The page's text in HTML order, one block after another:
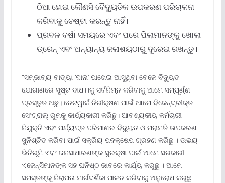
ଠିଆ ହୋଇ କୌଣସି ବୈଦ୍ୟୁତିକ ଉପକରଣ ପରିଚାଳନା
କରିବାକୁ ଚେଷ୍ଟା କରନ୍ତୁ ନାହିଁ।
ପ୍ରବଳ ବର୍ଷା ସମୟରେ ଏବଂ ପରେ ପିଲାମାନଙ୍କୁ ଖୋଲା
ଡ୍ରେନ୍ ଏବଂ ଅନ୍ୟାନ୍ୟ ଜଳାଶୟଠାରୁ ଦୂରେଇ ରଖନ୍ତୁ।
“ସମ୍ଭାବ୍ୟ ବାତ୍ୟା ‘ଦାନା’ ପାଖେଇ ଆସୁଥିବା ବେଳେ ବିଦ୍ୟୁତ
ଯୋଗାଣରେ ସୃଷ୍ଟ ବାଧ।।କୁ ସର୍ବନିମ୍ନ କରିବାକୁ ଆମେ ସମ୍ପୂର୍ଣ୍ଣ
ପ୍ରସ୍ତୁତ ଅଛୁ। ନେଟୱାର୍କ ନିରୀକ୍ଷଣ ପାଇଁ ଆମେ ବିକେନ୍ଦ୍ରୀକୃତ
ସେଂଟ୍ରାଲ୍ ରୁମକୁ କାର୍ଯ୍ୟକାରୀ କରିଛୁ। ଆବଶ୍ୟକୀୟ କର୍ମଚାରୀ
ନିଯୁକ୍ତି ଏବଂ ପର୍ଯ୍ୟପ୍ତ ପରିମାଣର ବିଦ୍ୟୁତ ଓ ମରାମତି ଉପକରଣ
ସୁନିଶ୍ଚିତ କରିବା ପାଇଁ ସକ୍ରିୟ ପଦକ୍ଷେପ ଗ୍ରହଣ କରିଛୁ । ଉଭୟ
ଭିତିଭୂମି ଏବଂ ଜନସାଧାରଣଙ୍କ ସୁରକ୍ଷା ପାଇଁ ଆମେ ସରକାରୀ
ଏଜେନ୍ସିମାନଙ୍କ ସହ ଘନିଷ୍ଠ ଭାବରେ କାର୍ଯ୍ୟ କରୁଛୁ । ଆମେ
ସମସ୍ତଙ୍କୁ ନିରାପତା ମାର୍ଗଦର୍ଶିକା ପାଳନ କରିବାକୁ ଅନୁରୋଧ କରୁଛୁ